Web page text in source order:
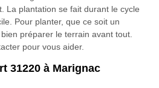
La plantation se fait durant le cycle
Pour planter, que ce soit un
préparer le terrain avant tout.
pour vous aider.
31220 à Marignac